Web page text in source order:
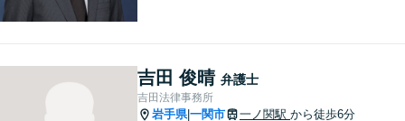
ら、お気軽にお声がけくださ
い。
吉田 俊晴 弁護士
吉田法律事務所
岩手県|一関市 一ノ関駅 から徒歩6分